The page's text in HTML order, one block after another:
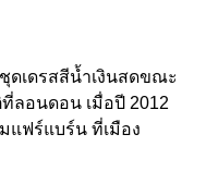
ดเดรสสีน้ำเงินสดขณะ
ลอนดอน เมื่อปี 2012
แฟร์แบร์น ที่เมือง